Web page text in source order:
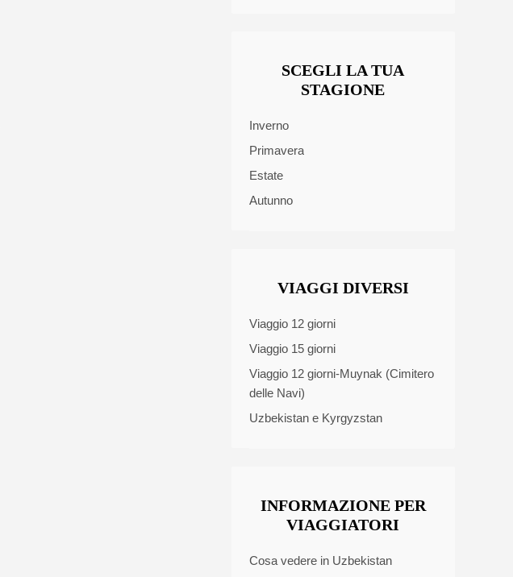
SCEGLI LA TUA
STAGIONE
Inverno
Primavera
Estate
Autunno
VIAGGI DIVERSI
Viaggio 12 giorni
Viaggio 15 giorni
Viaggio 12 giorni-Muynak (Cimitero
delle Navi)
Uzbekistan e Kyrgyzstan
INFORMAZIONE PER
VIAGGIATORI
Cosa vedere in Uzbekistan